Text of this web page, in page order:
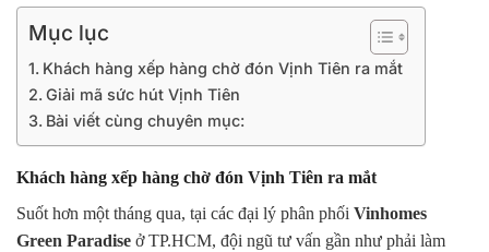
Mục lục
Khách hàng xếp hàng chờ đón Vịnh Tiên ra mắt
Giải mã sức hút Vịnh Tiên
Bài viết cùng chuyên mục:
Khách hàng xếp hàng chờ đón Vịnh Tiên ra mắt
Suốt hơn một tháng qua, tại các đại lý phân phối Vinhomes
Green Paradise ở TP.HCM, đội ngũ tư vấn gần như phải làm